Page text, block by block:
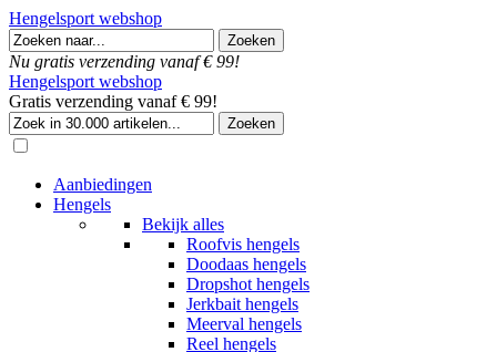
Hengelsport webshop
Nu gratis verzending vanaf € 99!
Hengelsport webshop
Gratis verzending vanaf € 99!
Aanbiedingen
Hengels
Bekijk alles
Roofvis hengels
Doodaas hengels
Dropshot hengels
Jerkbait hengels
Meerval hengels
Reel hengels